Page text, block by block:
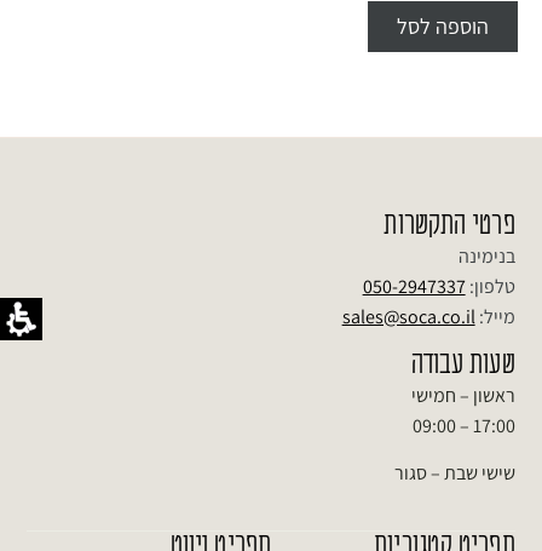
הוספה לסל
פרטי התקשרות
בנימינה
טלפון:050-2947337
מייל:sales@soca.co.il
שעות עבודה
ראשון – חמישי
17:00 – 09:00
שישי שבת – סגור